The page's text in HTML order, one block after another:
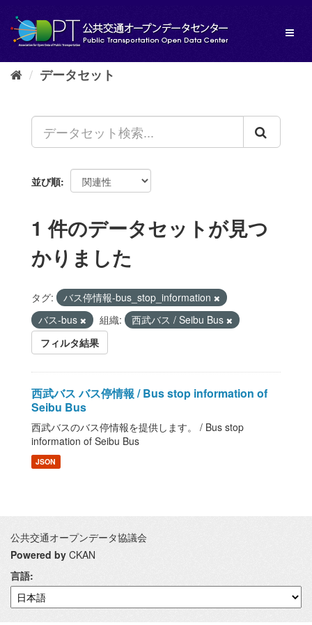
し
データセット
並び順
1 件のデータセットが見つ
かりました
タグ:
バス停情報-bus_stop_information
バス-bus
組織:
西武バス / Seibu Bus
フィルタ結果
西武バス バス停情報 / Bus stop information of
Seibu Bus
西武バスのバス停情報を提供します。 / Bus stop
information of Seibu Bus
JSON
公共交通オープンデータ協議会
Powered by CKAN
言語